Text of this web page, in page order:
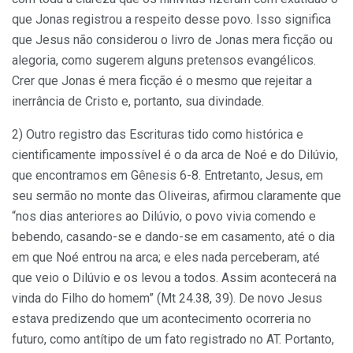
que Jonas registrou a respeito desse povo. Isso significa
que Jesus não considerou o livro de Jonas mera ficção ou
alegoria, como sugerem alguns pretensos evangélicos.
Crer que Jonas é mera ficção é o mesmo que rejeitar a
inerrância de Cristo e, portanto, sua divindade.
2) Outro registro das Escrituras tido como histórica e
cientificamente impossível é o da arca de Noé e do Dilúvio,
que encontramos em Gênesis 6-8. Entretanto, Jesus, em
seu sermão no monte das Oliveiras, afirmou claramente que
“nos dias anteriores ao Dilúvio, o povo vivia comendo e
bebendo, casando-se e dando-se em casamento, até o dia
em que Noé entrou na arca; e eles nada perceberam, até
que veio o Dilúvio e os levou a todos. Assim acontecerá na
vinda do Filho do homem” (Mt 24.38, 39). De novo Jesus
estava predizendo que um acontecimento ocorreria no
futuro, como antítipo de um fato registrado no AT. Portanto,